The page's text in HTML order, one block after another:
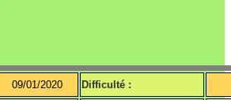
09/01/2020 Difficulté :